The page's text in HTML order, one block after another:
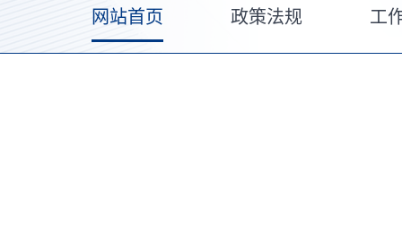
网站首页 政策法规 工